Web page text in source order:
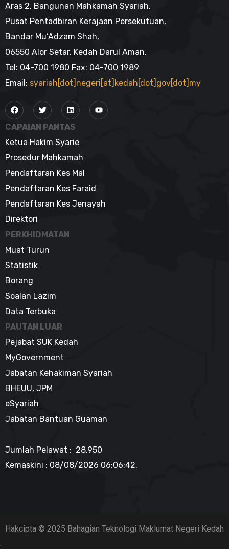
Aras 2, Bangunan Mahkamah Syariah,
Pusat Pentadbiran Kerajaan Persekutuan,
Bandar Mu’Adzam Shah,
06550 Alor Setar, Kedah Darul Aman.
Tel: 04-700 1980 Fax: 04-700 1989
Email: syariah[dot]negeri[at]kedah[dot]gov[dot]my
CAPAIAN PANTAS
Ketua Hakim Syarie
Prosedur Mahkamah
Pendaftaran Kes Mal
Pendaftaran Kes Faraid
Pendaftaran Kes Jenayah
Direktori
PERKHIDMATAN
Muat Turun
Statistik
Borang
Soalan Lazim
Data Terbuka
PAUTAN LUAR
Pejabat SUK Kedah
MyGovernment
Jabatan Kehakiman Syariah
BHEUU, JPM
eSyariah
Jabatan Bantuan Guaman
Jumlah Pelawat : 28,950
Kemaskini : 08/08/2026 06:06:42.
Hakcipta © 2025 Bahagian Teknologi Maklumat Negeri Kedah
.